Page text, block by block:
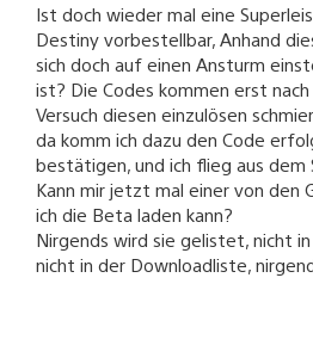
Ist doch wieder mal eine
Destiny vorbestellbar, Anhand
sich doch auf einen Ansturm
ist? Die Codes kommen erst nach
Versuch diesen einzulösen
da komm ich dazu den Code
bestätigen, und ich flieg aus dem
Kann mir jetzt mal einer von den
ich die Beta laden kann?
Nirgends wird sie gelistet, nicht in
nicht in der Downloadliste,